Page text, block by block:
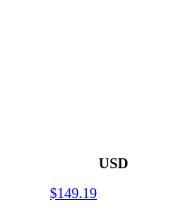
USD
$149.19